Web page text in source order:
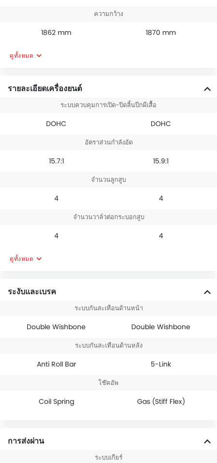
ความกว้าง
1862 mm 1870 mm
ดูทั้งหมด
รายละเอียดเครื่องยนต์
ระบบควบคุมการเปิด-ปิดลิ้นปีกผีเสื้อ
DOHC DOHC
อัตราส่วนกำลังอัด
15.7:1 15.9:1
จำนวนลูกสูบ
4 4
จำนวนวาล์วต่อกระบอกสูบ
4 4
ดูทั้งหมด
ระงับและเบรค
ระบบกันสะเทือนด้านหน้า
Double Wishbone Double Wishbone
ระบบกันสะเทือนด้านหลัง
Anti Roll Bar 5-Link
โช๊คอัพ
Coil Spring Gas (Stiff Flex)
การส่งผ่าน
ระบบเกียร์